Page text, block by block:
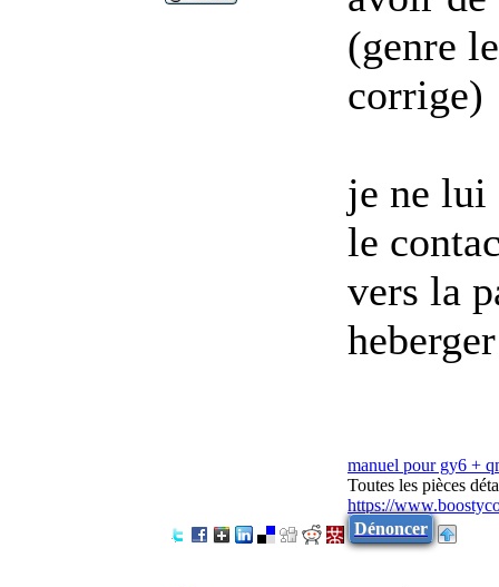
(genre
corrige)
je ne lui
le
vers la
manuel pour gy6 +
Toutes les pièces
https://
Dénoncer